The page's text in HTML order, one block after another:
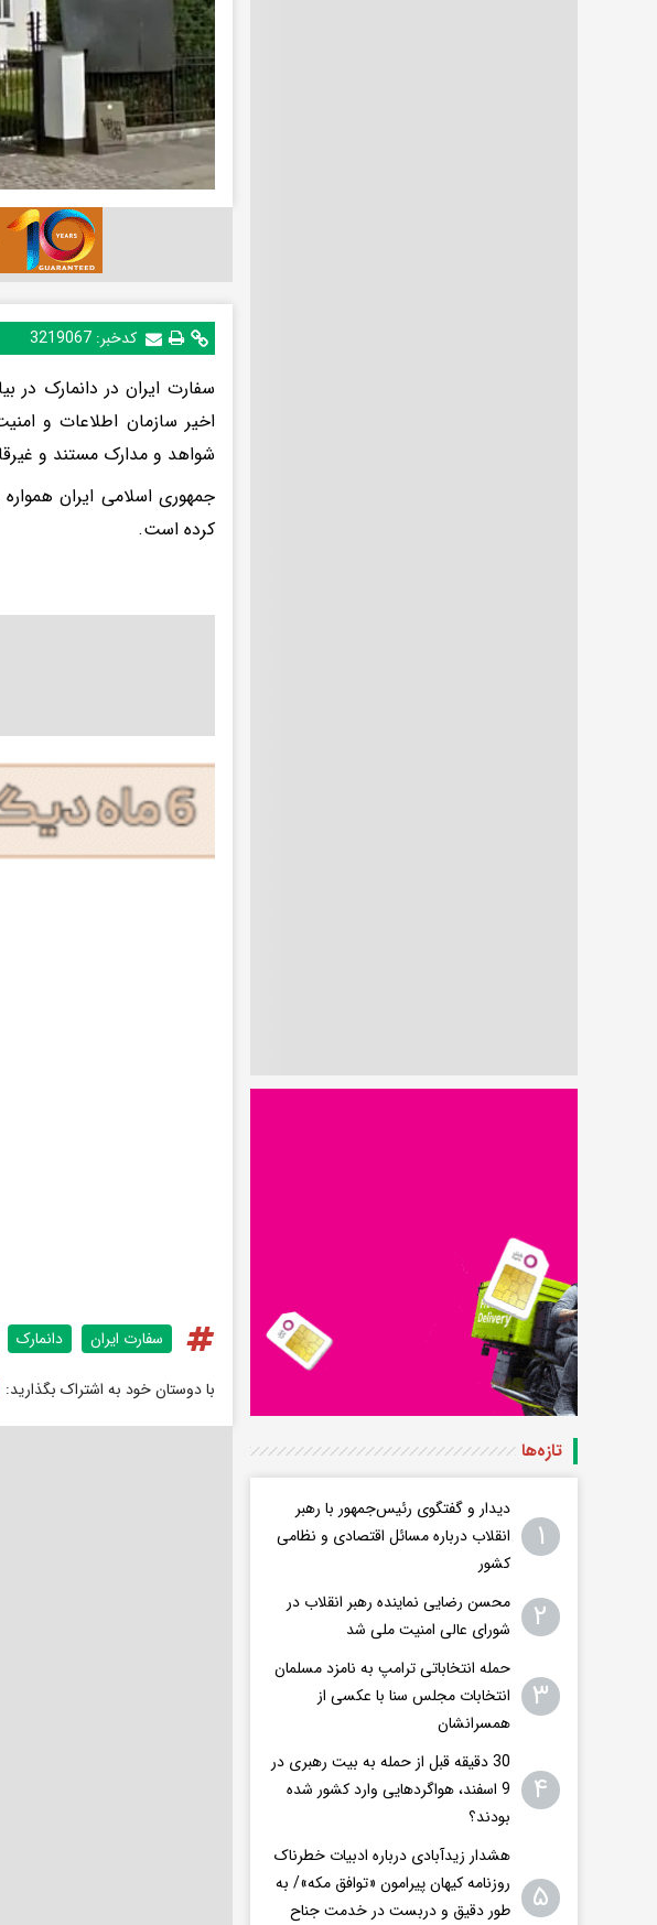
کدخبر:3219067
سفارت ایران در دانمارک در
شواهد و مدارک مستند و
جمهوری اسلامی ایران
کرده است.
سفارت ایران دانمارک
با دوستان خود به اشتراک بگذارید:
تازه‌ها
۱
دیدار و گفتگوی رئیس‌جمهور با رهبر
انقلاب درباره مسائل اقتصادی و نظامی
کشور
۲
محسن رضایی نماینده رهبر انقلاب در
شورای عالی امنیت ملی شد
۳
حمله انتخاباتی ترامپ به نامزد مسلمان
انتخابات مجلس سنا با عکسی از
همسرانشان
۴
30 دقیقه قبل از حمله به بیت رهبری در
9 اسفند، هواگردهایی وارد کشور شده
بودند؟
۵
هشدار زیدآبادی درباره ادبیات خطرناک
روزنامه کیهان پیرامون «توافق مکه»/ به
طور دقیق و دربست در خدمت جناح